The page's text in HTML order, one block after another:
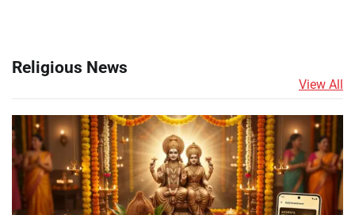
Religious News
View All